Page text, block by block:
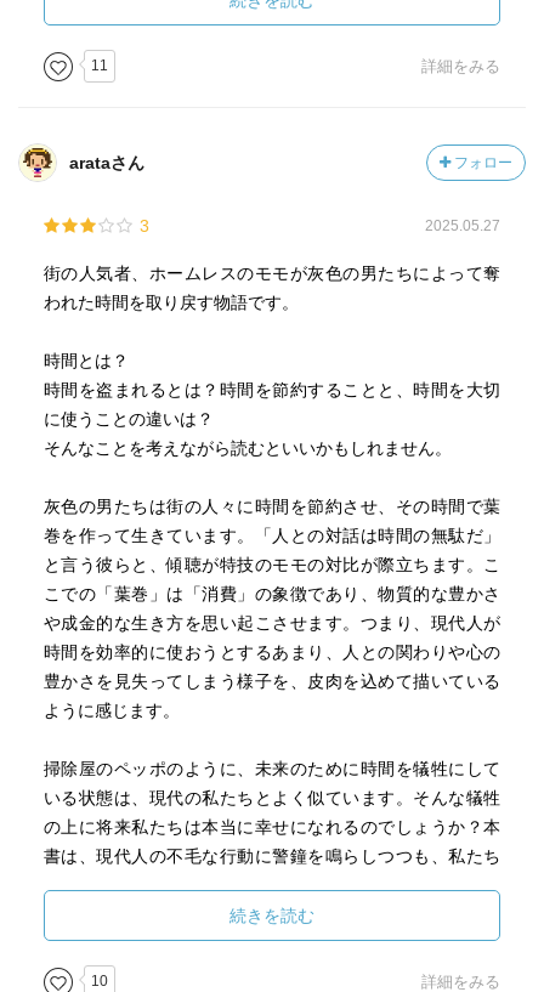
てはならない、そんなことを考えさせられる、なんだかと
っても不思議なお話です。
ん。
でしっかりと見極められる、そんな心の豊かさを持ち続け
たいなと、モモを読んで思いました。
11 詳細をみる
arataさん フォロー
3 2025.05.27
街の人気者、ホームレスのモモが灰色の男たちによって奪
われた時間を取り戻す物語です。
時間とは？
時間を盗まれるとは？時間を節約することと、時間を大切
に使うことの違いは？
そんなことを考えながら読むといいかもしれません。
灰色の男たちは街の人々に時間を節約させ、その時間で葉
巻を作って生きています。「人との対話は時間の無駄だ」
と言う彼らと、傾聴が特技のモモの対比が際立ちます。こ
こでの「葉巻」は「消費」の象徴であり、物質的な豊かさ
や成金的な生き方を思い起こさせます。つまり、現代人が
時間を効率的に使おうとするあまり、人との関わりや心の
豊かさを見失ってしまう様子を、皮肉を込めて描いている
ように感じます。
掃除屋のペッポのように、未来のために時間を犠牲にして
いる状態は、現代の私たちとよく似ています。そんな犠牲
の上に将来私たちは本当に幸せになれるのでしょうか？本
書は、現代人の不毛な行動に警鐘を鳴らしつつも、私たち
のでは、という一抹の不安も感じさせます。それでも、モ
モのように今この瞬間を大切に生き、人と心を通わせるこ
との価値を教えてくれる本でした。
続きを読む
10 詳細をみる